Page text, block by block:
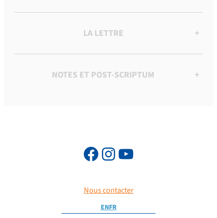
LA LETTRE +
NOTES ET POST-SCRIPTUM +
Nous contacter
ENFR